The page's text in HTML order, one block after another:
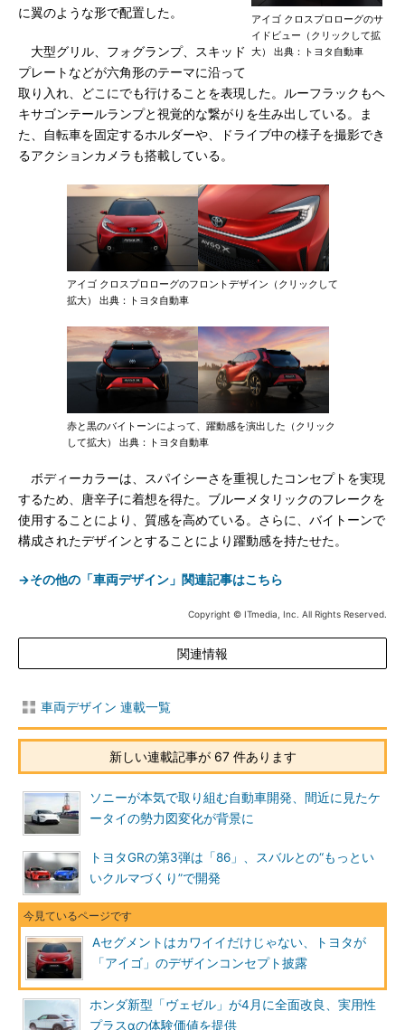
アイゴ クロスプロローグのサ
イドビュー（クリックして拡
大） 出典：トヨタ自動車
に翼のような形で配置した。
大型グリル、フォグランプ、スキッド
プレートなどが六角形のテーマに沿って
取り入れ、どこにでも行けることを表現した。ルーフラックもヘ
キサゴンテールランプと視覚的な繋がりを生み出している。ま
た、自転車を固定するホルダーや、ドライブ中の様子を撮影でき
るアクションカメラも搭載している。
アイゴ クロスプロローグのフロントデザイン（クリックして
拡大） 出典：トヨタ自動車
赤と黒のバイトーンによって、躍動感を演出した（クリック
して拡大） 出典：トヨタ自動車
ボディーカラーは、スパイシーさを重視したコンセプトを実現
するため、唐辛子に着想を得た。ブルーメタリックのフレークを
使用することにより、質感を高めている。さらに、バイトーンで
構成されたデザインとすることにより躍動感を持たせた。
→その他の「車両デザイン」関連記事はこちら
Copyright © ITmedia, Inc. All Rights Reserved.
関連情報
車両デザイン 連載一覧
新しい連載記事が 67 件あります
ソニーが本気で取り組む自動車開発、間近に見たケ
ータイの勢力図変化が背景に
トヨタGRの第3弾は「86」、スバルとの“もっとい
いクルマづくり”で開発
Aセグメントはカワイイだけじゃない、トヨタが
「アイゴ」のデザインコンセプト披露
ホンダ新型「ヴェゼル」が4月に全面改良、実用性
プラスαの体験価値を提供